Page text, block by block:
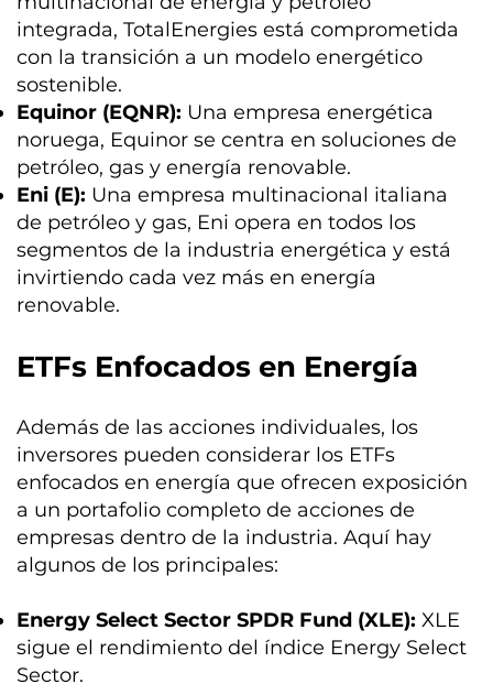
integrada, TotalEnergies está comprometida
con la transición a un modelo energético
sostenible.
Equinor (EQNR): Una empresa energética
noruega, Equinor se centra en soluciones de
petróleo, gas y energía renovable.
Eni (E): Una empresa multinacional italiana
de petróleo y gas, Eni opera en todos los
segmentos de la industria energética y está
invirtiendo cada vez más en energía
renovable.
ETFs Enfocados en Energía
Además de las acciones individuales, los
inversores pueden considerar los ETFs
enfocados en energía que ofrecen exposición
a un portafolio completo de acciones de
empresas dentro de la industria. Aquí hay
algunos de los principales:
Energy Select Sector SPDR Fund (XLE): XLE
sigue el rendimiento del índice Energy Select
Sector.